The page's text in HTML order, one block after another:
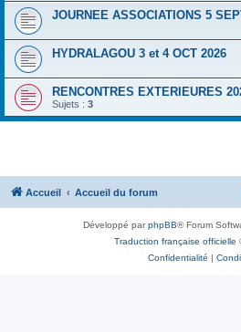
JOURNEE ASSOCIATIONS 5
HYDRALAGOU 3 et 4 OCT 2026
RENCONTRES EXTERIEURES
Sujets : 3
Accueil Accueil du forum
Développé parphpBB® Forum
Traduction française officielle
Confidentialité |